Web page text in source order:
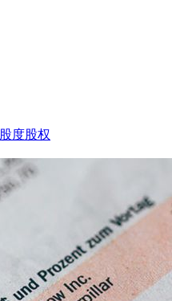
股度股权